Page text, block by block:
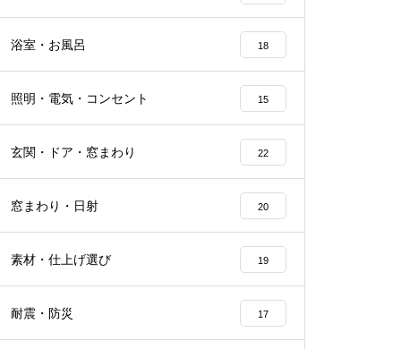
浴室・お風呂 18
照明・電気・コンセント 15
玄関・ドア・窓まわり 22
窓まわり・日射 20
素材・仕上げ選び 19
耐震・防災 17